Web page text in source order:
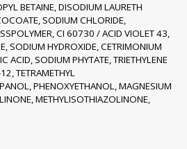
BETAINE, DISODIUM LAURETH
SODIUM CHLORIDE,
CI 60730 / ACID VIOLET 43,
SODIUM HYDROXIDE, CETRIMONIUM
ACID, SODIUM PHYTATE, TRIETHYLENE
TETRAMETHYL
PHENOXYETHANOL, MAGNESIUM
METHYLISOTHIAZOLINONE,